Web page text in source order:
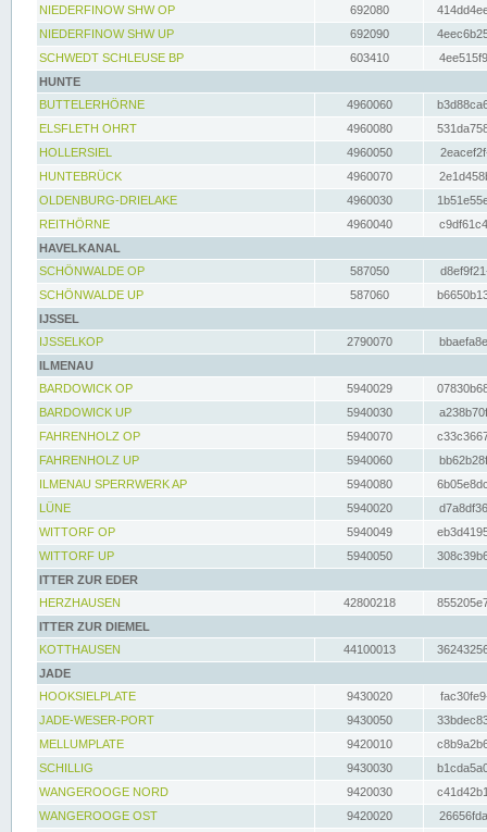
NIEDERFINOW SHW OP
692080
NIEDERFINOW SHW UP
692090
SCHWEDT SCHLEUSE BP
603410
HUNTE
BUTTELERHÖRNE
4960060
ELSFLETH OHRT
4960080
HOLLERSIEL
4960050
HUNTEBRÜCK
4960070
OLDENBURG-DRIELAKE
4960030
REITHÖRNE
4960040
HAVELKANAL
SCHÖNWALDE OP
587050
SCHÖNWALDE UP
587060
IJSSEL
IJSSELKOP
2790070
ILMENAU
BARDOWICK OP
5940029
BARDOWICK UP
5940030
FAHRENHOLZ OP
5940070
FAHRENHOLZ UP
5940060
ILMENAU SPERRWERK AP
5940080
LÜNE
5940020
WITTORF OP
5940049
WITTORF UP
5940050
ITTER ZUR EDER
HERZHAUSEN
42800218
ITTER ZUR DIEMEL
KOTTHAUSEN
44100013
JADE
HOOKSIELPLATE
9430020
JADE-WESER-PORT
9430050
MELLUMPLATE
9420010
SCHILLIG
9430030
WANGEROOGE NORD
9420030
WANGEROOGE OST
9420020